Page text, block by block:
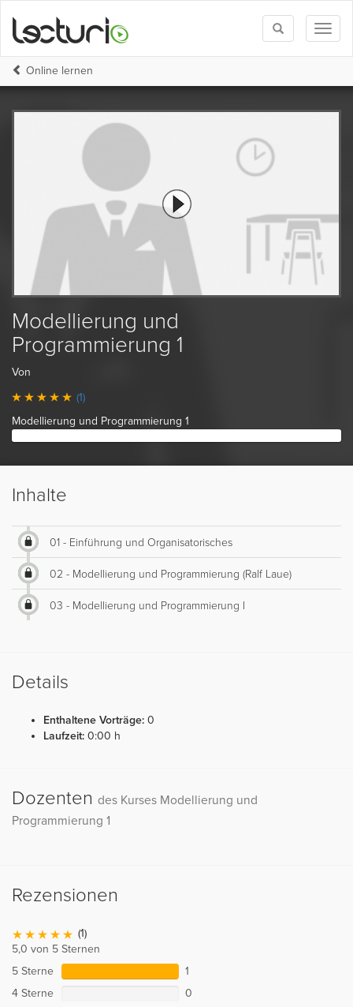
Toggle
search
Online lernen
Modellierung und
Programmierung 1
Von
(1)
Modellierung und Programmierung 1
Inhalte
01 - Einführung und Organisatorisches
02 - Modellierung und Programmierung (Ralf Laue)
03 - Modellierung und Programmierung I
Details
Enthaltene Vorträge: 0
Laufzeit: 0:00 h
Dozenten des Kurses Modellierung und
Programmierung 1
Rezensionen
(1)
5,0 von 5 Sternen
5 Sterne
1
4 Sterne
0